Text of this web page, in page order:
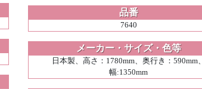
品番
7640
メーカー・サイズ・色等
日本製、高さ：1780mm、奥行き：590mm、
幅:1350mm